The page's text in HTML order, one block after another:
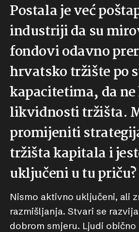
Postala je već
industriji da su
fondovi odavno
hrvatsko tržište po
kapacitetima, da
likvidnosti tržišta.
promijeniti
tržišta kapitala i
uključeni u tu priču?
Nismo aktivno uključeni, ali
razmišljanja. Stvari se
dobrom smjeru. Ljudi obično